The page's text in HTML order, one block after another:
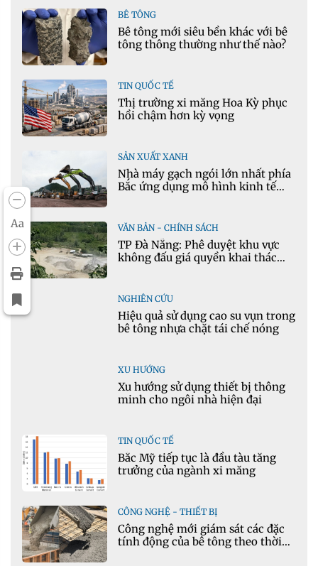
Aa
BÊ TÔNG
Bê tông mới siêu bền khác với bê
tông thông thường như thế nào?
TIN QUỐC TẾ
Thị trường xi măng Hoa Kỳ phục
hồi chậm hơn kỳ vọng
SẢN XUẤT XANH
Nhà máy gạch ngói lớn nhất phía
Bắc ứng dụng mô hình kinh tế
VĂN BẢN - CHÍNH SÁCH
TP Đà Nẵng: Phê duyệt khu vực
không đấu giá quyền khai thác
NGHIÊN CỨU
Hiệu quả sử dụng cao su vụn trong
bê tông nhựa chặt tái chế nóng
XU HƯỚNG
Xu hướng sử dụng thiết bị thông
minh cho ngôi nhà hiện đại
TIN QUỐC TẾ
Bắc Mỹ tiếp tục là đầu tàu tăng
trưởng của ngành xi măng
CÔNG NGHỆ - THIẾT BỊ
Công nghệ mới giám sát các đặc
tính động của bê tông theo thời